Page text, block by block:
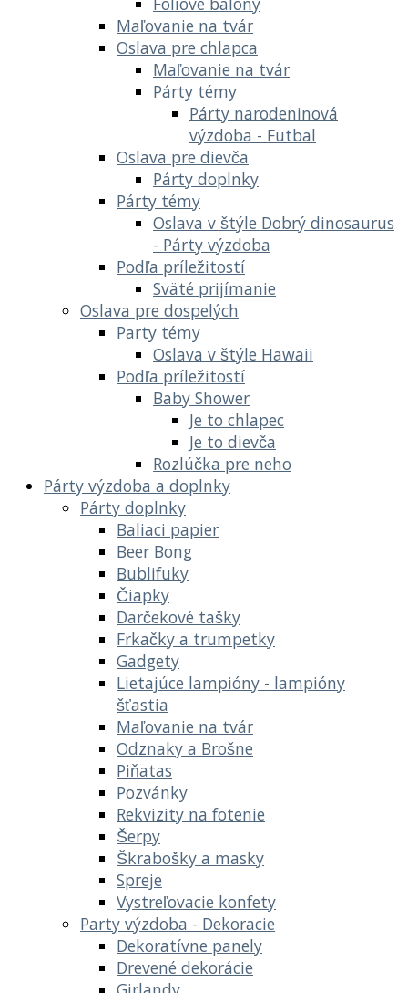
Maľovanie na tvár
Oslava pre chlapca
Maľovanie na tvár
Párty témy
Párty narodeninová
výzdoba - Futbal
Oslava pre dievča
Párty doplnky
Párty témy
Oslava v štýle Dobrý dinosaurus
- Párty výzdoba
Podľa príležitostí
Sväté prijímanie
Oslava pre dospelých
Party témy
Oslava v štýle Hawaii
Podľa príležitostí
Baby Shower
Je to chlapec
Je to dievča
Rozlúčka pre neho
Párty výzdoba a doplnky
Párty doplnky
Baliaci papier
Beer Bong
Bublifuky
Čiapky
Darčekové tašky
Frkačky a trumpetky
Gadgety
Lietajúce lampióny - lampióny
šťastia
Maľovanie na tvár
Odznaky a Brošne
Piňatas
Pozvánky
Rekvizity na fotenie
Šerpy
Škrabošky a masky
Spreje
Vystreľovacie konfety
Party výzdoba - Dekoracie
Dekoratívne panely
Drevené dekorácie